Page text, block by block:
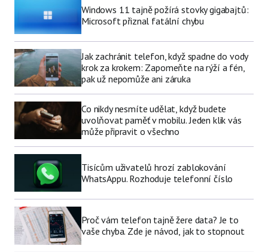
Windows 11 tajně požírá stovky gigabajtů:
Microsoft přiznal fatální chybu
Jak zachránit telefon, když spadne do vody
krok za krokem: Zapomeňte na rýží a fén,
pak už nepomůže ani záruka
Co nikdy nesmíte udělat, když budete
uvolňovat paměť v mobilu. Jeden klik vás
může připravit o všechno
Tisícům uživatelů hrozí zablokování
WhatsAppu. Rozhoduje telefonní číslo
Proč vám telefon tajně žere data? Je to
vaše chyba. Zde je návod, jak to stopnout